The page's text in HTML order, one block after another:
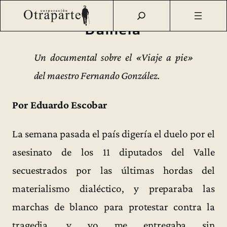
Saltar
Otraparte.org/ Corporación Archivo de prensa Daniela
Daniela
Un documental sobre el «Viaje a pie»
del maestro Fernando González.
Por Eduardo Escobar
La semana pasada el país digería el duelo por el
asesinato de los 11 diputados del Valle
secuestrados por las últimas hordas del
materialismo dialéctico, y preparaba las
marchas de blanco para protestar contra la